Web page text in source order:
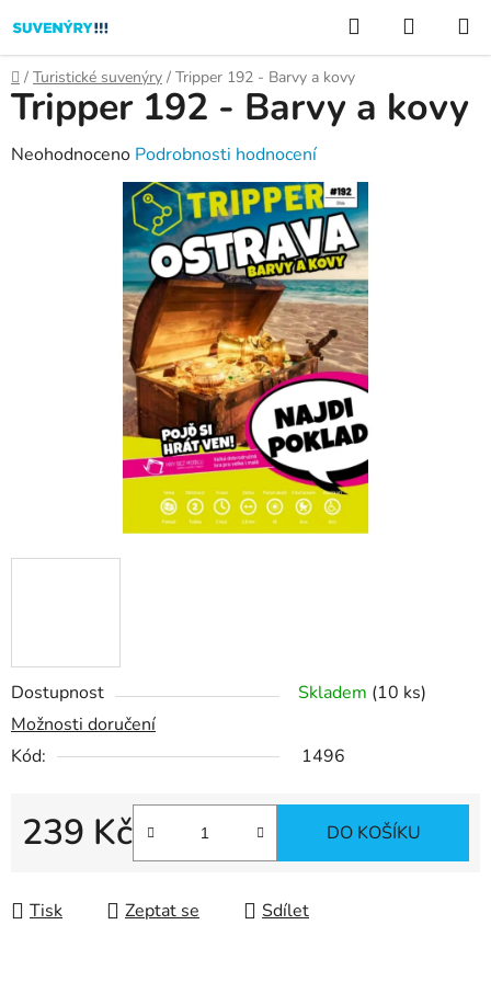
na
obsah
Hledat
KOŠÍK
Domů
/ Turistické suvenýry / Tripper 192 - Barvy a kovy
Dostupnost Skladem (10 ks)
Možnosti doručení
Kód:
1496
239 Kč DO KOŠÍKU
Tisk Zeptat se Sdílet
Tripper 192 - Barvy a kovy
Průměrné
Neohodnoceno Podrobnosti hodnocení